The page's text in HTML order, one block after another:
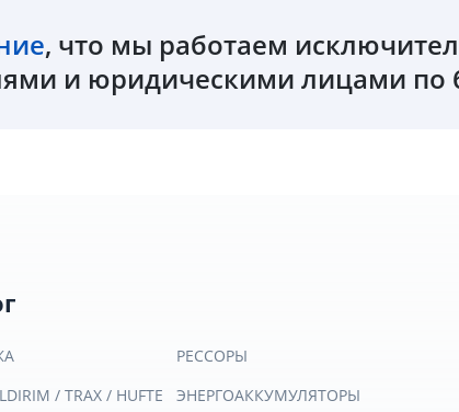
, что мы работаем
и юридическими лицами по
/ TRAX / HUFTE
РЕССОРЫ
ЭНЕРГОАККУМУЛЯТОРЫ